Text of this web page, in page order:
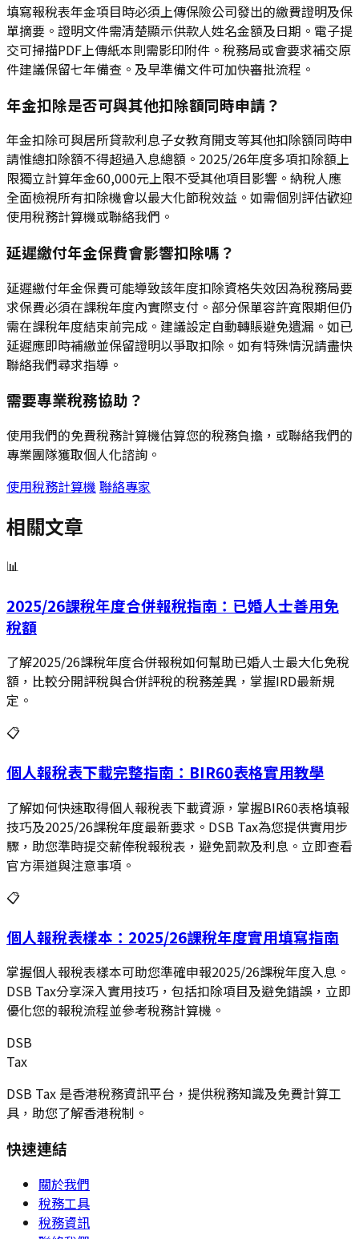
填寫報稅表年金項目時必須上傳保險公司發出的繳費證明及保
單摘要。證明文件需清楚顯示供款人姓名金額及日期。電子提
交可掃描PDF上傳紙本則需影印附件。稅務局或會要求補交原
件建議保留七年備查。及早準備文件可加快審批流程。
年金扣除是否可與其他扣除額同時申請？
年金扣除可與居所貸款利息子女教育開支等其他扣除額同時申
請惟總扣除額不得超過入息總額。2025/26年度多項扣除額上
限獨立計算年金60,000元上限不受其他項目影響。納稅人應
全面檢視所有扣除機會以最大化節稅效益。如需個別評估歡迎
使用稅務計算機或聯絡我們。
延遲繳付年金保費會影響扣除嗎？
延遲繳付年金保費可能導致該年度扣除資格失效因為稅務局要
求保費必須在課稅年度內實際支付。部分保單容許寬限期但仍
需在課稅年度結束前完成。建議設定自動轉賬避免遺漏。如已
延遲應即時補繳並保留證明以爭取扣除。如有特殊情況請盡快
聯絡我們尋求指導。
需要專業稅務協助？
使用我們的免費稅務計算機估算您的稅務負擔，或聯絡我們的
專業團隊獲取個人化諮詢。
使用稅務計算機 聯絡專家
相關文章
📊
2025/26課稅年度合併報稅指南：已婚人士善用免
稅額
了解2025/26課稅年度合併報稅如何幫助已婚人士最大化免稅
額，比較分開評稅與合併評稅的稅務差異，掌握IRD最新規
定。
📋
個人報稅表下載完整指南：BIR60表格實用教學
了解如何快速取得個人報稅表下載資源，掌握BIR60表格填報
技巧及2025/26課稅年度最新要求。DSB Tax為您提供實用步
驟，助您準時提交薪俸稅報稅表，避免罰款及利息。立即查看
官方渠道與注意事項。
📋
個人報稅表樣本：2025/26課稅年度實用填寫指南
掌握個人報稅表樣本可助您準確申報2025/26課稅年度入息。
DSB Tax分享深入實用技巧，包括扣除項目及避免錯誤，立即
優化您的報稅流程並參考稅務計算機。
DSB
Tax
DSB Tax 是香港稅務資訊平台，提供稅務知識及免費計算工
具，助您了解香港稅制。
快速連結
關於我們
稅務工具
稅務資訊